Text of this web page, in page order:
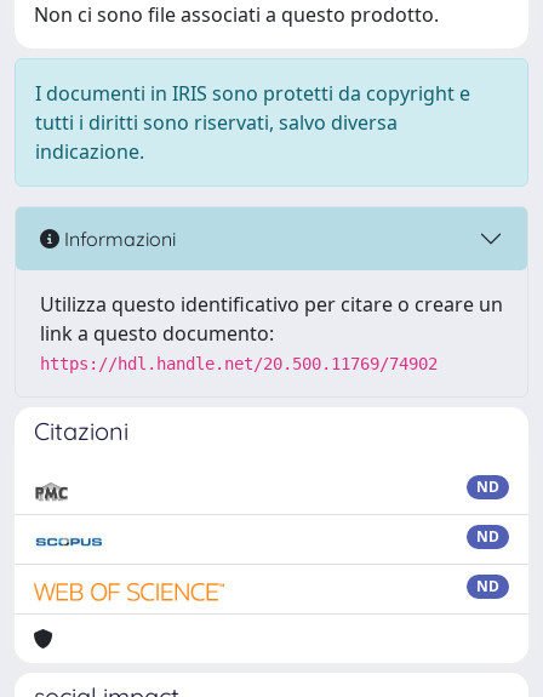
Non ci sono file associati a questo prodotto.
I documenti in IRIS sono protetti da copyright e
tutti i diritti sono riservati, salvo diversa
indicazione.
Informazioni
Utilizza questo identificativo per citare o creare un
link a questo documento:
https://hdl.handle.net/20.500.11769/74902
Citazioni
ND
ND
ND